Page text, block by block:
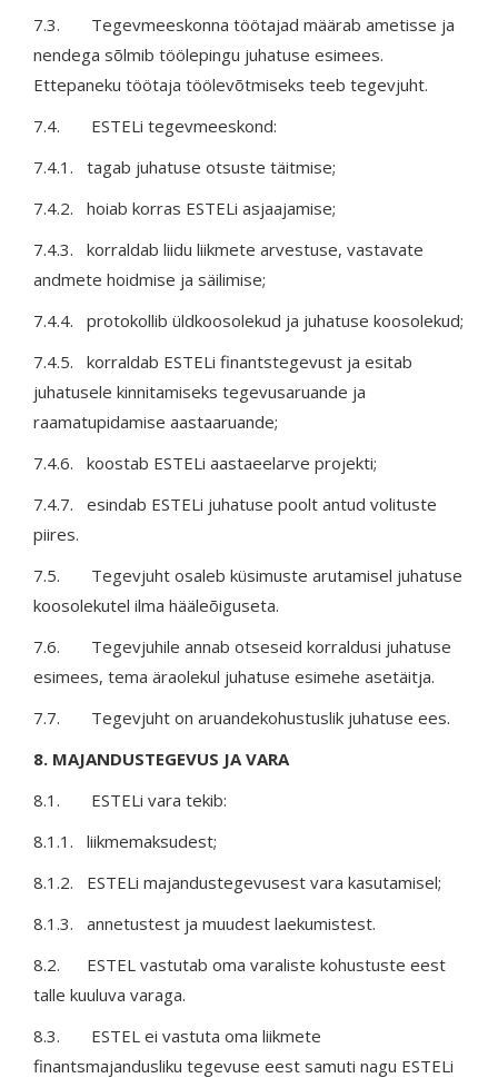
7.3. Tegevmeeskonna töötajad määrab ametisse ja
nendega sõlmib töölepingu juhatuse esimees.
Ettepaneku töötaja töölevõtmiseks teeb tegevjuht.
7.4. ESTELi tegevmeeskond:
7.4.1. tagab juhatuse otsuste täitmise;
7.4.2. hoiab korras ESTELi asjaajamise;
7.4.3. korraldab liidu liikmete arvestuse, vastavate
andmete hoidmise ja säilimise;
7.4.4. protokollib üldkoosolekud ja juhatuse koosolekud;
7.4.5. korraldab ESTELi finantstegevust ja esitab
juhatusele kinnitamiseks tegevusaruande ja
raamatupidamise aastaaruande;
7.4.6. koostab ESTELi aastaeelarve projekti;
7.4.7. esindab ESTELi juhatuse poolt antud volituste
piires.
7.5. Tegevjuht osaleb küsimuste arutamisel juhatuse
koosolekutel ilma hääleõiguseta.
7.6. Tegevjuhile annab otseseid korraldusi juhatuse
esimees, tema äraolekul juhatuse esimehe asetäitja.
7.7. Tegevjuht on aruandekohustuslik juhatuse ees.
8. MAJANDUSTEGEVUS JA VARA
8.1. ESTELi vara tekib:
8.1.1. liikmemaksudest;
8.1.2. ESTELi majandustegevusest vara kasutamisel;
8.1.3. annetustest ja muudest laekumistest.
8.2. ESTEL vastutab oma varaliste kohustuste eest
talle kuuluva varaga.
8.3. ESTEL ei vastuta oma liikmete
finantsmajandusliku tegevuse eest samuti nagu ESTELi